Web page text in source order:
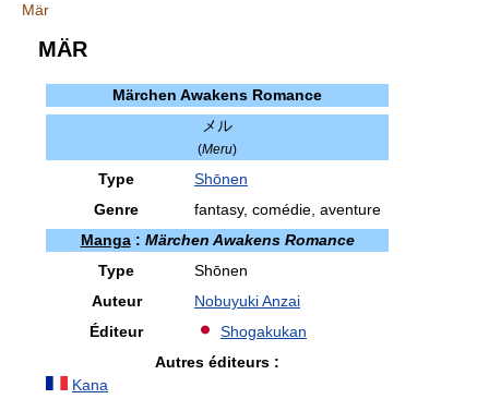
Mär
MÄR
Märchen Awakens Romance
メル
(Meru)
Type
Shōnen
Genre
fantasy, comédie, aventure
Manga: Märchen Awakens Romance
Type
Shōnen
Auteur
Nobuyuki Anzai
Éditeur
Shogakukan
Autres éditeurs :
Kana